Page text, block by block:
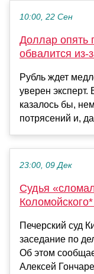
10:00, 22 Сен
Доллар опять
обвалится
Рубль ждет
уверен эксперт.
казалось бы,
потрясений и,
23:00, 09 Дек
Судья
Печерский суд
заседание по
Об этом
Алексей